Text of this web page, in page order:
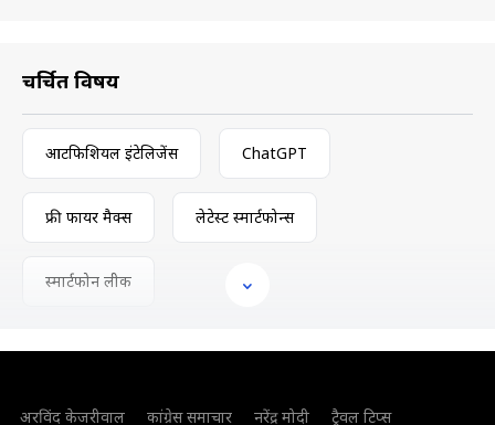
चर्चित विषय
आर्टिफिशियल इंटेलिजेंस ChatGPT
फ्री फायर मैक्स लेटेस्ट स्मार्टफोन्स
स्मार्टफोन लीक
अरविंद केजरीवाल कांग्रेस समाचार नरेंद्र मोदी ट्रैवल टिप्स